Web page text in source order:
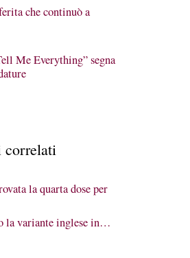
che continuò a
Me Everything” segna
la quarta dose per
la variante inglese in…